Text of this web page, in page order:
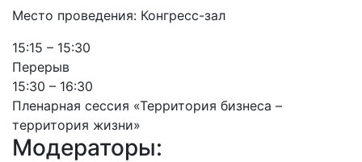
Место проведения: Конгресс-зал
15:15 – 15:30
Перерыв
15:30 – 16:30
Пленарная сессия «Территория бизнеса –
территория жизни»
Модераторы: